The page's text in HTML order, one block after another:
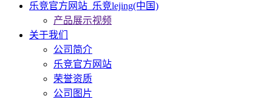
乐竞官方网站_乐竞lejing(中国)
产品展示视频
关于我们
公司简介
乐竞官方网站
荣誉资质
公司图片